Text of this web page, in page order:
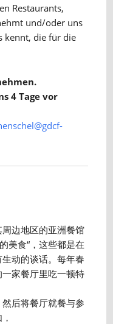
Restaurants,
und/oder uns
kennt, die für die
4 Tage vor
边地区的亚洲餐馆
美食“，这些都是在
动的谈话。每年春
家餐厅里吃一顿特
后将餐厅就餐与参